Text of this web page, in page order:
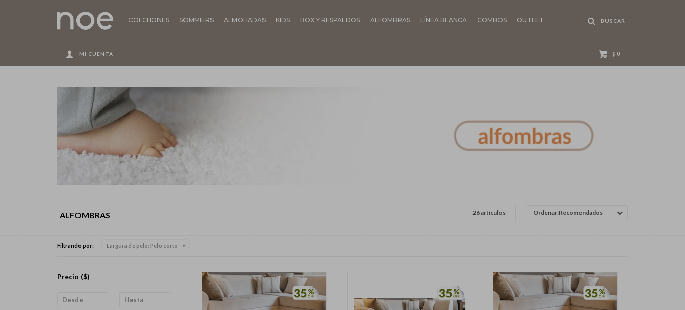
COLCHONES SOMMIERS ALMOHADAS KIDS BOX Y RESPALDOS ALFOMBRAS LÍNEA BLANCA COMBOS OUTLET
$ 0
ALFOMBRAS 26 artículos Recomendados
Filtrando por: Largura de pelo: Pelo corto
Precio ($)